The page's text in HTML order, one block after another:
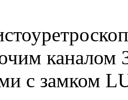
каналом
с замком